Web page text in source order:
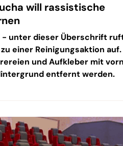
will rassistische
- unter dieser Überschrift
einer Reinigungsaktion auf.
und Aufkleber mit
entfernt werden.